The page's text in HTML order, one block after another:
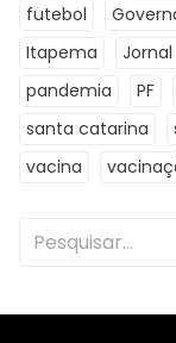
futebol
Itapema
pandemia
PF
santa catarina
vacina